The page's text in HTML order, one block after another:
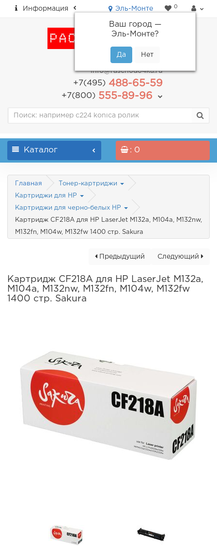
Информация Эль-Монте
Ваш город —
Эль-Монте?
0
пн-пт: с 9.00 до 18.00
info@raschodo4ka.ru
+7(495)488-65-59
+7(800)555-89-96
Каталог : 0
Главная Тонер-картриджи
Картриджи для HP
Картриджи для черно-белых HP
Картридж CF218A для HP LaserJet M132a, M104a, M132nw,
M132fn, M104w, M132fw 1400 стр. Sakura
Следующий
Предыдущий
Картридж CF218A для HP LaserJet M132a,
M104a, M132nw, M132fn, M104w, M132fw
1400 стр. Sakura